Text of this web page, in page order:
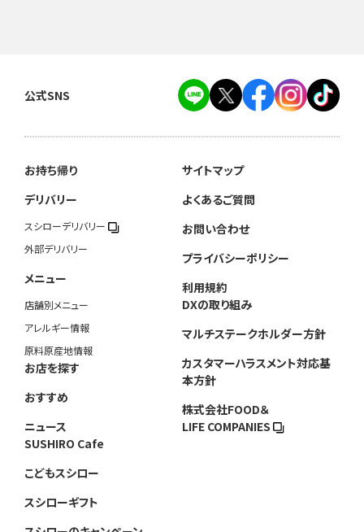
公式SNS
お持ち帰り
デリバリー
スシローデリバリー
外部デリバリー
メニュー
店舗別メニュー
アレルギー情報
原料原産地情報
お店を探す
おすすめ
ニュース
SUSHIRO Cafe
こどもスシロー
スシローギフト
サイトマップ
よくあるご質問
お問い合わせ
プライバシーポリシー
利用規約
DXの取り組み
マルチステークホルダー方針
カスタマーハラスメント対応基
本方針
株式会社FOOD＆
LIFE COMPANIES